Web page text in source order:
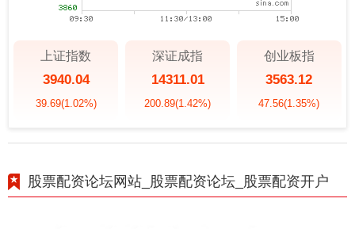
上证指数
3940.04
39.69(1.02%)
深证成指
14311.01
200.89(1.42%)
创业板指
3563.12
47.56(1.35%)
股票配资论坛网站_股票配资论坛_股票配资开户